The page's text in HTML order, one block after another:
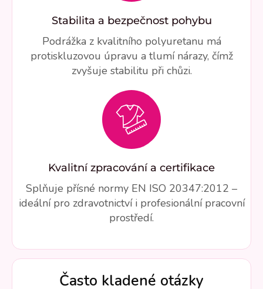
Stabilita a bezpečnost pohybu
Podrážka z kvalitního polyuretanu má
protiskluzovou úpravu a tlumí nárazy, čímž
zvyšuje stabilitu při chůzi.
Kvalitní zpracování a certifikace
Splňuje přísné normy EN ISO 20347:2012 –
ideální pro zdravotnictví i profesionální pracovní
prostředí.
Často kladené otázky